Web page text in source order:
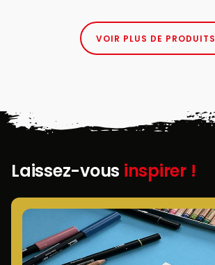
VOIR PLUS DE PRODUITS
Laissez-vous inspirer !